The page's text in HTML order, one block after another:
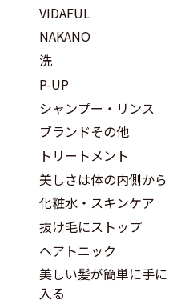
VIDAFUL
NAKANO
洗
P-UP
シャンプー・リンス
ブランドその他
トリートメント
美しさは体の内側から
化粧水・スキンケア
抜け毛にストップ
ヘアトニック
美しい髪が簡単に手に
入る